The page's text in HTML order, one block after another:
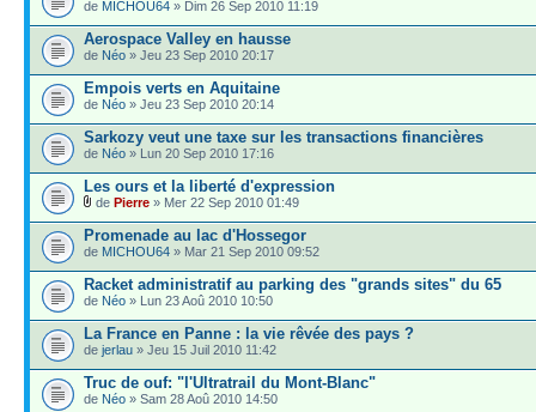
de MICHOU64 » Dim 26 Sep 2010 11:19
Aerospace Valley en hausse
de Néo » Jeu 23 Sep 2010 20:17
Empois verts en Aquitaine
de Néo » Jeu 23 Sep 2010 20:14
Sarkozy veut une taxe sur les transactions financières
de Néo » Lun 20 Sep 2010 17:16
Les ours et la liberté d'expression
de Pierre » Mer 22 Sep 2010 01:49
Promenade au lac d'Hossegor
de MICHOU64 » Mar 21 Sep 2010 09:52
Racket administratif au parking des "grands sites" du 65
de Néo » Lun 23 Aoû 2010 10:50
La France en Panne : la vie rêvée des pays ?
de jerlau » Jeu 15 Juil 2010 11:42
Truc de ouf: "l'Ultratrail du Mont-Blanc"
de Néo » Sam 28 Aoû 2010 14:50